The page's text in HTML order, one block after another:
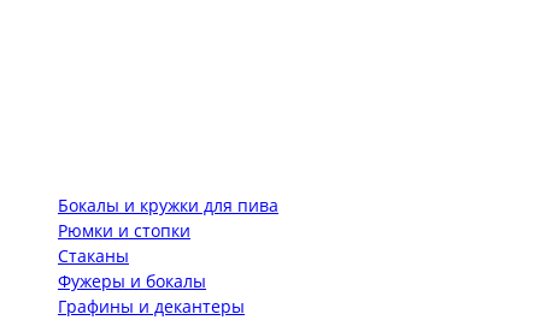
Бокалы и кружки для пива
Рюмки и стопки
Стаканы
Фужеры и бокалы
Графины и декантеры